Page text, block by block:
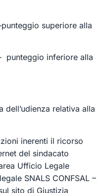
superiore alla
inferiore alla
relativa alla
inerenti il ricorso
del sindacato
Ufficio Legale
SNALS CONFSAL –
sito di Giustizia